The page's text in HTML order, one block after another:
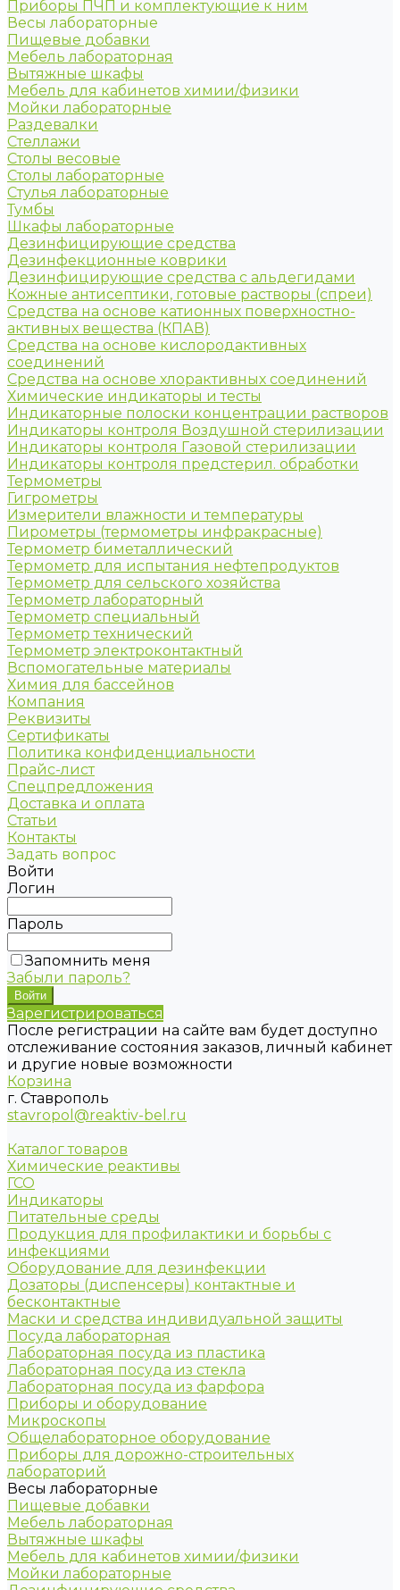
Приборы ПЧП и комплектующие к ним
Весы лабораторные
Пищевые добавки
Мебель лабораторная
Вытяжные шкафы
Мебель для кабинетов химии/физики
Мойки лабораторные
Раздевалки
Стеллажи
Столы весовые
Столы лабораторные
Стулья лабораторные
Тумбы
Шкафы лабораторные
Дезинфицирующие средства
Дезинфекционные коврики
Дезинфицирующие средства с альдегидами
Кожные антисептики, готовые растворы (спреи)
Средства на основе катионных поверхностно-
активных вещества (КПАВ)
Средства на основе кислородактивных
соединений
Средства на основе хлорактивных соединений
Химические индикаторы и тесты
Индикаторные полоски концентрации растворов
Индикаторы контроля Воздушной стерилизации
Индикаторы контроля Газовой стерилизации
Индикаторы контроля предстерил. обработки
Термометры
Гигрометры
Измерители влажности и температуры
Пирометры (термометры инфракрасные)
Термометр биметаллический
Термометр для испытания нефтепродуктов
Термометр для сельского хозяйства
Термометр лабораторный
Термометр специальный
Термометр технический
Термометр электроконтактный
Вспомогательные материалы
Химия для бассейнов
Компания
Реквизиты
Сертификаты
Политика конфиденциальности
Прайс-лист
Спецпредложения
Доставка и оплата
Статьи
Контакты
Задать вопрос
Войти
Логин
Пароль
Запомнить меня
Забыли пароль?
Зарегистрироваться
После регистрации на сайте вам будет доступно
отслеживание состояния заказов, личный кабинет
и другие новые возможности
Корзина
г. Ставрополь
stavropol@reaktiv-bel.ru
Каталог товаров
Химические реактивы
ГСО
Индикаторы
Питательные среды
Продукция для профилактики и борьбы с
инфекциями
Оборудование для дезинфекции
Дозаторы (диспенсеры) контактные и
бесконтактные
Маски и средства индивидуальной защиты
Посуда лабораторная
Лабораторная посуда из пластика
Лабораторная посуда из стекла
Лабораторная посуда из фарфора
Приборы и оборудование
Микроскопы
Общелабораторное оборудование
Приборы для дорожно-строительных
лабораторий
Весы лабораторные
Пищевые добавки
Мебель лабораторная
Вытяжные шкафы
Мебель для кабинетов химии/физики
Мойки лабораторные